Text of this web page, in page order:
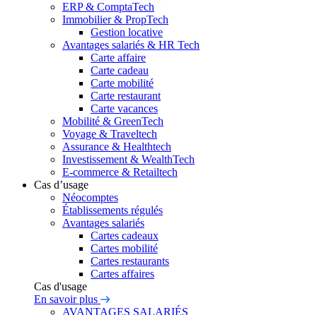
ERP & ComptaTech
Immobilier & PropTech
Gestion locative
Avantages salariés & HR Tech
Carte affaire
Carte cadeau
Carte mobilité
Carte restaurant
Carte vacances
Mobilité & GreenTech
Voyage & Traveltech
Assurance & Healthtech
Investissement & WealthTech
E-commerce & Retailtech
Cas d’usage
Néocomptes
Établissements régulés
Avantages salariés
Cartes cadeaux
Cartes mobilité
Cartes restaurants
Cartes affaires
Cas d'usage
En savoir plus
AVANTAGES SALARIÉS